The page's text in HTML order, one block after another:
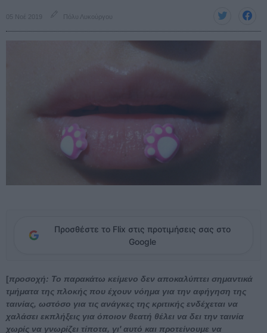
05 Νοέ 2019 Πόλυ Λυκούργου
Προσθέστε το Flix στις προτιμήσεις σας στο
Google
[προσοχή: Το παρακάτω κείμενο δεν αποκαλύπτει σημαντικά
τμήματα της πλοκής που έχουν νόημα για την αφήγηση της
ταινίας, ωστόσο για τις ανάγκες της κριτικής ενδέχεται να
χαλάσει εκπλήξεις για όποιον θεατή θέλει να δει την ταινία
χωρίς να γνωρίζει τίποτα, γι' αυτό και προτείνουμε να